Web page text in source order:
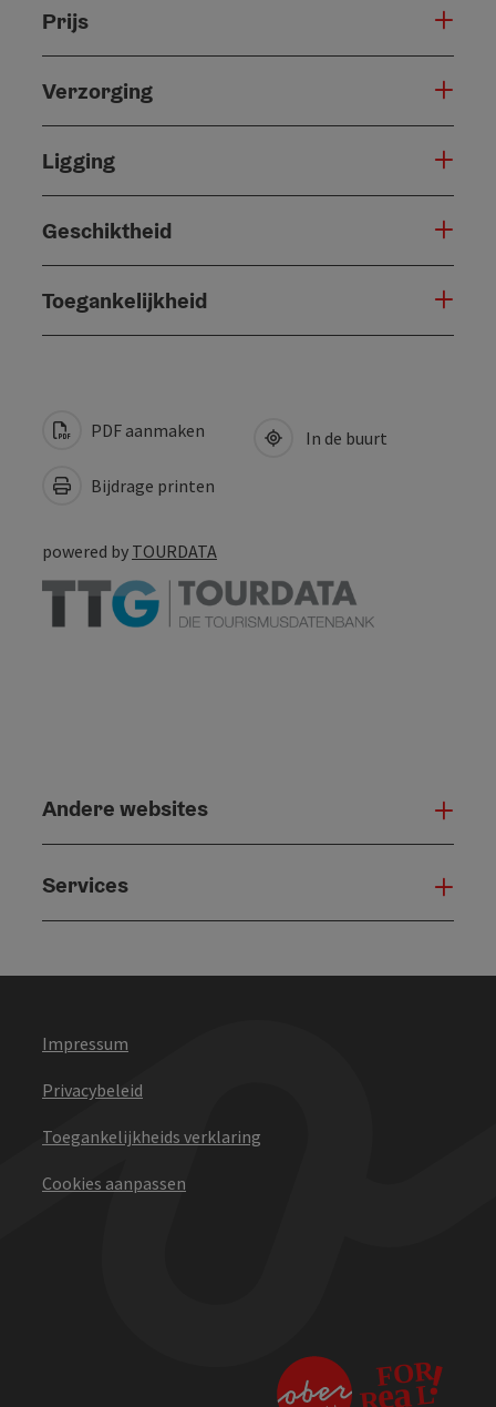
Prijs
Verzorging
Ligging
Geschiktheid
Toegankelijkheid
PDF aanmaken
Bijdrage printen
In de buurt
powered by TOURDATA
Andere websites
Services
Impressum
Privacybeleid
Toegankelijkheids verklaring
Cookies aanpassen